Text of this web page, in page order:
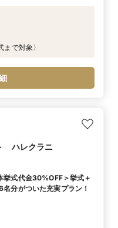
で対象〉
ハレクラニ
挙式代金30%OFF＞挙式＋
名分がついた充実プラン！